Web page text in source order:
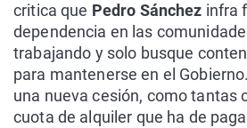
critica que Pedro Sánchez infra
dependencia en las
trabajando y solo busque
para mantenerse en el
una nueva cesión, como tantas
cuota de alquiler que ha de